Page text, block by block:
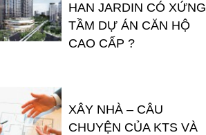
HAN JARDIN CÓ XỨNG
TẦM DỰ ÁN CĂN HỘ
CAO CẤP ?
XÂY NHÀ – CÂU
CHUYỆN CỦA KTS VÀ